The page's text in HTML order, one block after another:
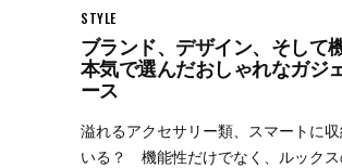
STYLE
ブランド、デザイン、そして
本気で選んだおしゃれなガジ
ース
溢れるアクセサリー類、スマートに
いる？ 機能性だけでなく、ルック